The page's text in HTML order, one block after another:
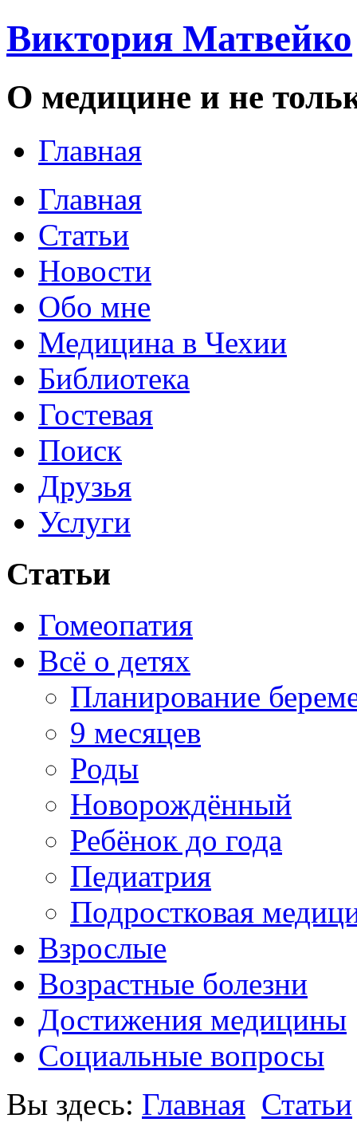
Виктория Матвейко
О медицине и не
Главная
Главная
Статьи
Новости
Обо мне
Медицина в Чехии
Библиотека
Гостевая
Поиск
Друзья
Услуги
Статьи
Гомеопатия
Всё о детях
Планирование
9 месяцев
Роды
Новорождённый
Ребёнок до года
Педиатрия
Подростковая
Взрослые
Возрастные болезни
Достижения медицины
Социальные вопросы
Вы здесь: Главная Статьи